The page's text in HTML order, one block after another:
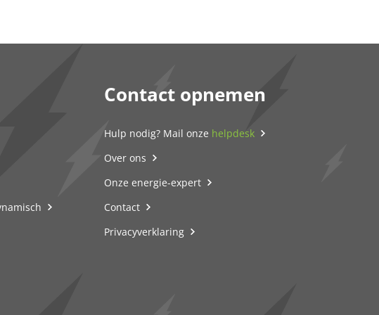
Contact opnemen
Hulp nodig? Mail onze helpdesk
Over ons
Onze energie-expert
Contact
Privacyverklaring